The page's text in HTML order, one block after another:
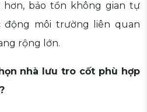
bảo tồn không gian tự
động môi trường liên quan
rộng lớn.
nhà lưu tro cốt phù hợp